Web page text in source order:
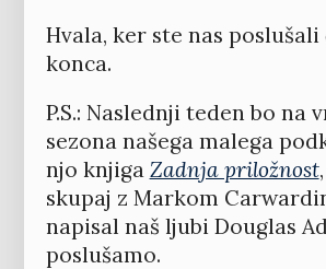
Hvala, ker ste nas
konca.
P.S.: Naslednji teden bo na
sezona našega malega
njo knjiga Zadnja priložnost
skupaj z Markom
napisal naš ljubi Douglas
poslušamo.